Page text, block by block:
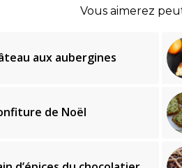
Vous aimerez
aux aubergines
de Noël